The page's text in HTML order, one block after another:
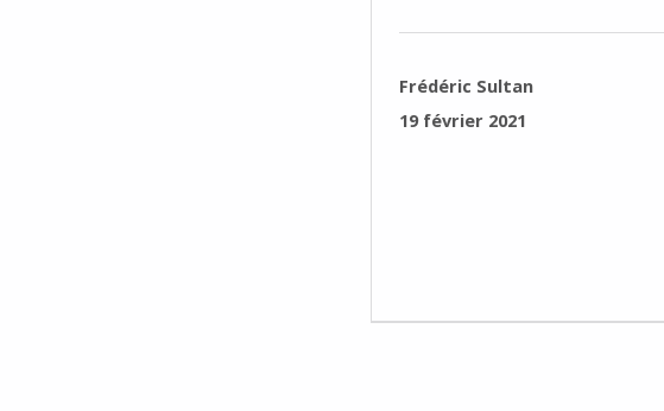
RÉDIGÉ PAR :
Frédéric Sultan
PUBLIÉ SUR :
19 février 2021